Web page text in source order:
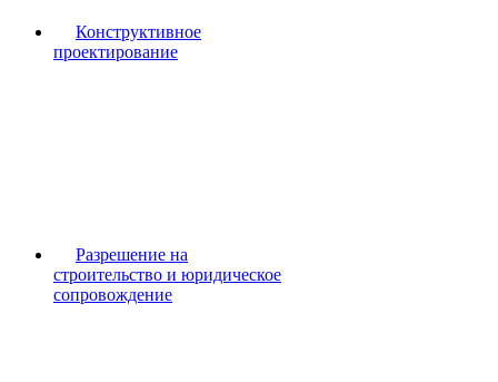
Конструктивное
проектирование
Разрешение на
строительство и юридическое
сопровождение